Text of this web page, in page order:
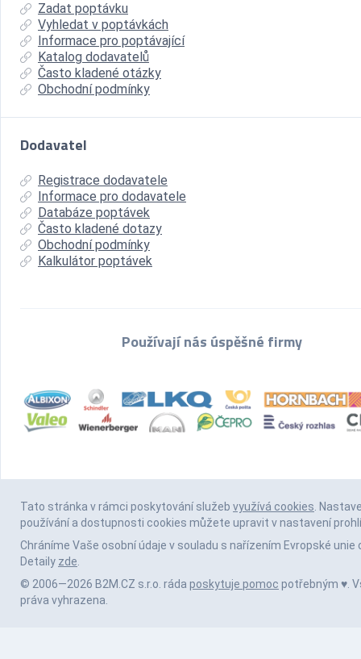
Zadat poptávku
Vyhledat v poptávkách
Informace pro poptávající
Katalog dodavatelů
Často kladené otázky
Obchodní podmínky
Dodavatel
Registrace dodavatele
Informace pro dodavatele
Databáze poptávek
Často kladené dotazy
Obchodní podmínky
Kalkulátor poptávek
Používají nás úspěšné firmy
Tato stránka v rámci poskytování služeb využívá cookies.
používání a dostupnosti cookies můžete upravit v nastavení
Chráníme Vaše osobní údaje v souladu s nařízením Evropské unie
Detaily zde.
© 2006—2026 B2M.CZ s.r.o. ráda poskytuje pomoc potřebným ♥️.
práva vyhrazena.